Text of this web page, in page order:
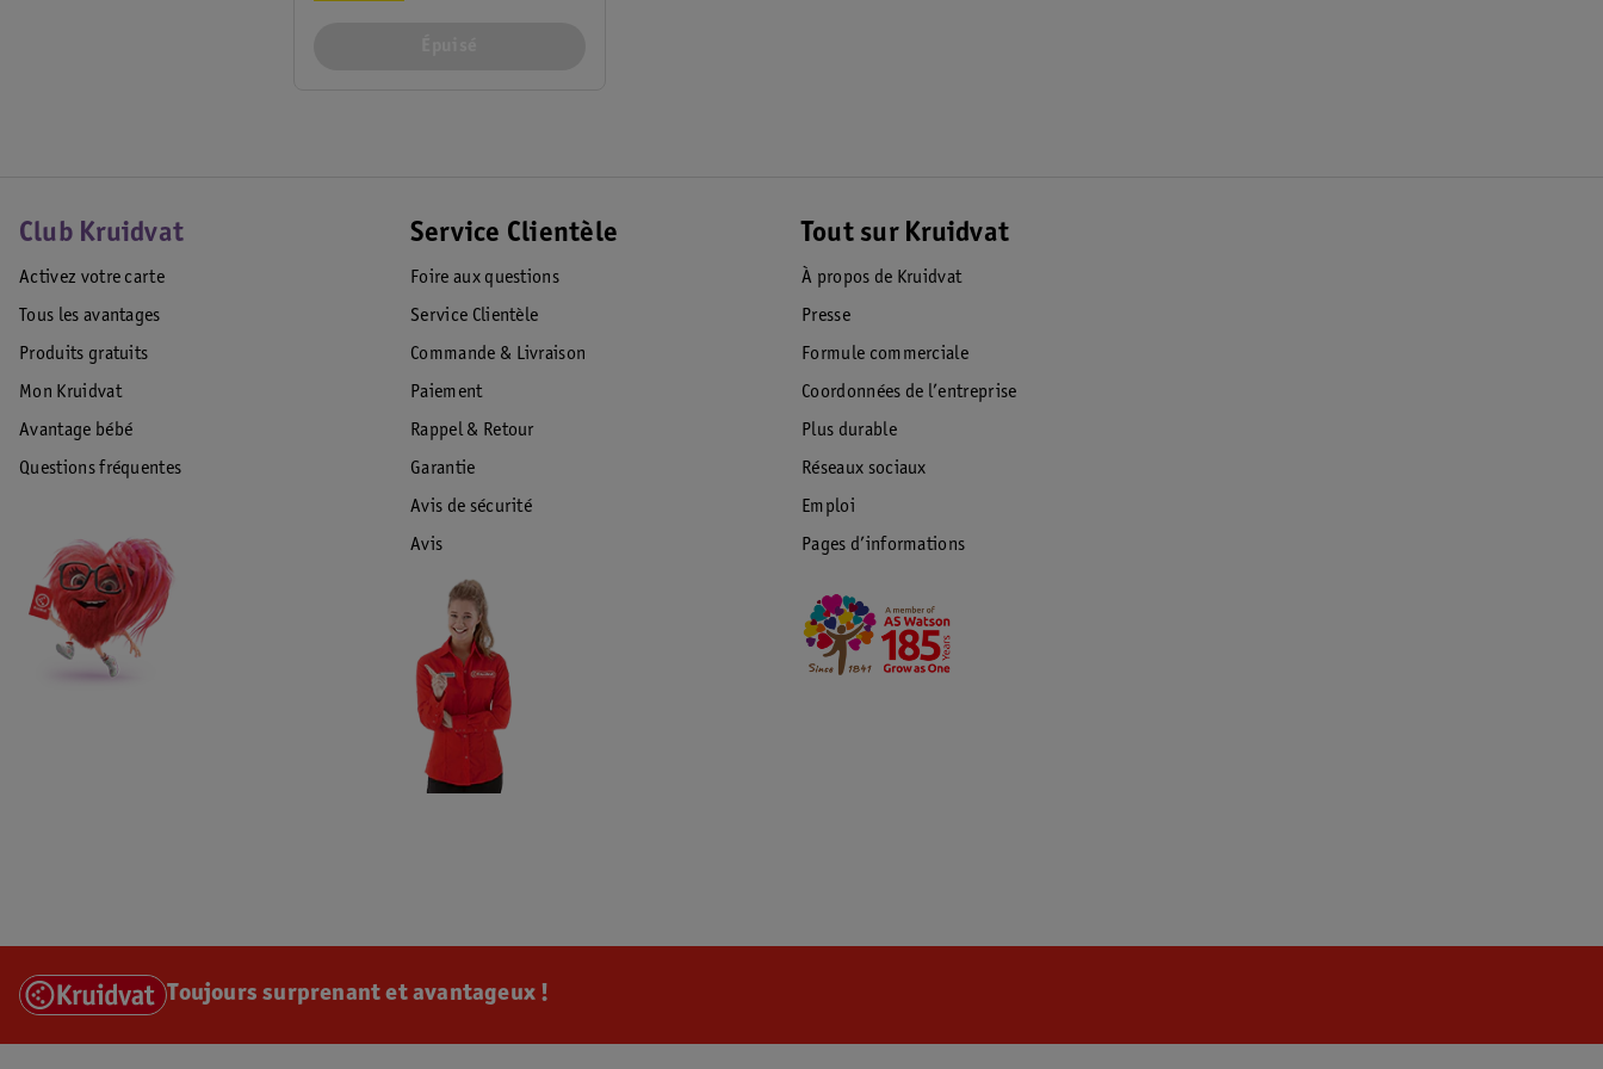
Club Kruidvat
Activez votre carte
Tous les avantages
Produits gratuits
Mon Kruidvat
Avantage bébé
Questions fréquentes
Service Clientèle
Foire aux questions
Service Clientèle
Commande & Livraison
Paiement
Rappel & Retour
Garantie
Avis de sécurité
Avis
Tout sur Kruidvat
À propos de Kruidvat
Presse
Formule commerciale
Coordonnées de l’entreprise
Plus durable
Réseaux sociaux
Emploi
Pages d’informations
Toujours surprenant et avantageux !